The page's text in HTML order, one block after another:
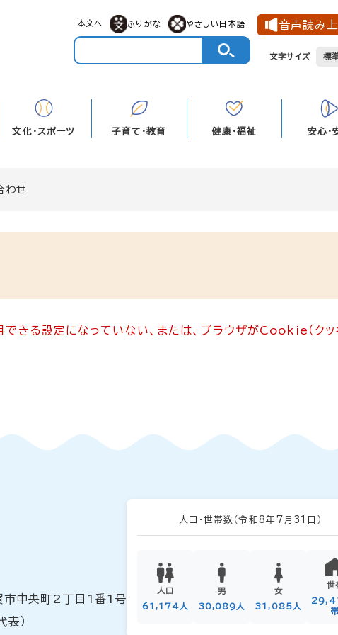
メニューを飛ばして本文へ
本文へ ふりがな やさしい日本語 音声読み
文字サイズ 標
文化・スポーツ 子育て・教育 健康・福祉 安心・
わせ
きる設定になっていない、または、ブラウザがCookie（ク
中央町2丁目1番1号
）
人口・世帯数 （令和8年7月31日）
人口
61,174人
男
30,089人
女
31,085人
世